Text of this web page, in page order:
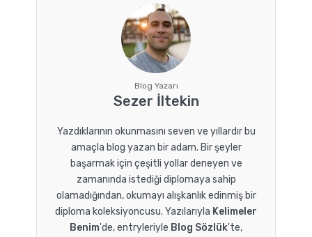
Blog Yazarı
Sezer İltekin
Yazdıklarının okunmasını seven ve yıllardır bu
amaçla blog yazan bir adam. Bir şeyler
başarmak için çeşitli yollar deneyen ve
zamanında istediği diplomaya sahip
olamadığından, okumayı alışkanlık edinmiş bir
diploma koleksiyoncusu. Yazılarıyla Kelimeler
Benim'de, entryleriyle Blog Sözlük'te,